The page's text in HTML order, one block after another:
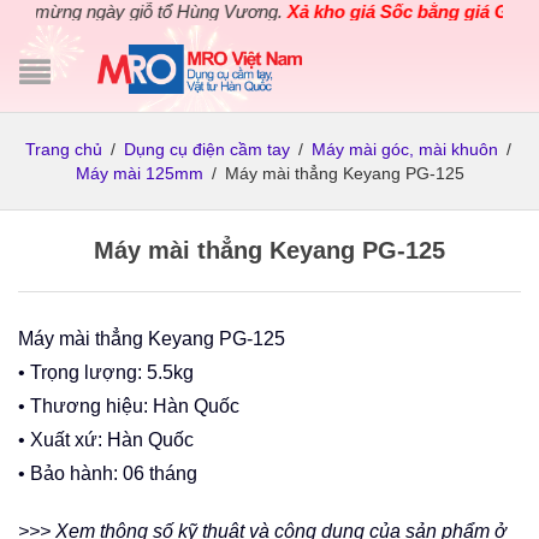
ngày giỗ tổ Hùng Vương.Xả kho giá Sốc bằng giá Gốc cho
Trang chủ / Dụng cụ điện cầm tay / Máy mài góc, mài khuôn /
Máy mài 125mm / Máy mài thẳng Keyang PG-125
Máy mài thẳng Keyang PG-125
Máy mài thẳng Keyang PG-125
• Trọng lượng: 5.5kg
• Thương hiệu: Hàn Quốc
• Xuất xứ: Hàn Quốc
• Bảo hành: 06 tháng
>>> Xem thông số kỹ thuật và công dụng của sản phẩm ở